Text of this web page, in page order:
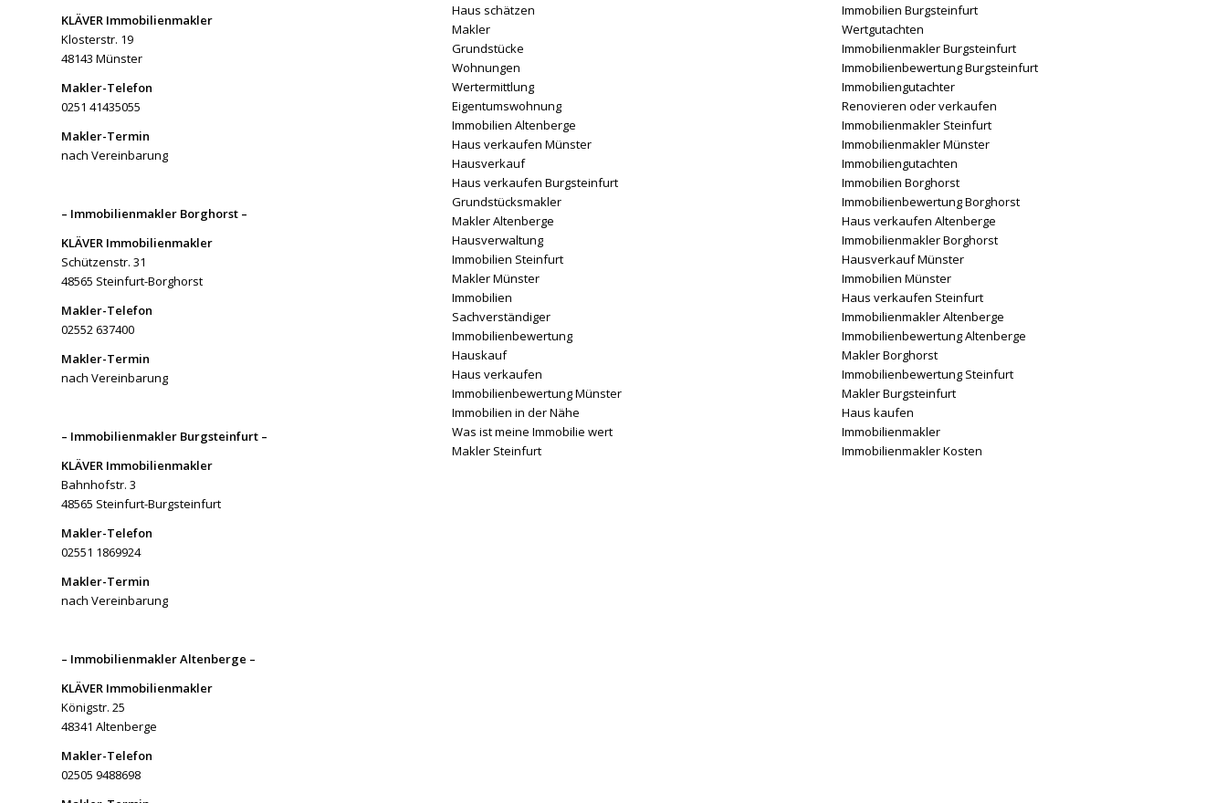
KLÄVER Immobilienmakler
Klosterstr. 19
48143 Münster
Makler-Telefon
0251 41435055
Makler-Termin
nach Vereinbarung
– Immobilienmakler Borghorst –
KLÄVER Immobilienmakler
Schützenstr. 31
48565 Steinfurt-Borghorst
Makler-Telefon
02552 637400
Makler-Termin
nach Vereinbarung
– Immobilienmakler Burgsteinfurt –
KLÄVER Immobilienmakler
Bahnhofstr. 3
48565 Steinfurt-Burgsteinfurt
Makler-Telefon
02551 1869924
Makler-Termin
nach Vereinbarung
– Immobilienmakler Altenberge –
KLÄVER Immobilienmakler
Königstr. 25
48341 Altenberge
Makler-Telefon
02505 9488698
Haus schätzen
Makler
Grundstücke
Wohnungen
Wertermittlung
Eigentumswohnung
Immobilien Altenberge
Haus verkaufen Münster
Hausverkauf
Haus verkaufen Burgsteinfurt
Grundstücksmakler
Makler Altenberge
Hausverwaltung
Immobilien Steinfurt
Makler Münster
Immobilien
Sachverständiger
Immobilienbewertung
Hauskauf
Haus verkaufen
Immobilienbewertung Münster
Immobilien in der Nähe
Was ist meine Immobilie wert
Makler Steinfurt
Immobilien Burgsteinfurt
Wertgutachten
Immobilienmakler Burgsteinfurt
Immobilienbewertung Burgsteinfurt
Immobiliengutachter
Renovieren oder verkaufen
Immobilienmakler Steinfurt
Immobilienmakler Münster
Immobiliengutachten
Immobilien Borghorst
Immobilienbewertung Borghorst
Haus verkaufen Altenberge
Immobilienmakler Borghorst
Hausverkauf Münster
Immobilien Münster
Haus verkaufen Steinfurt
Immobilienmakler Altenberge
Immobilienbewertung Altenberge
Makler Borghorst
Immobilienbewertung Steinfurt
Makler Burgsteinfurt
Haus kaufen
Immobilienmakler
Immobilienmakler Kosten